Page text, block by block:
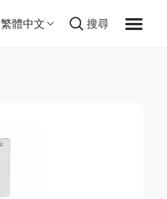
繁體中文 搜尋